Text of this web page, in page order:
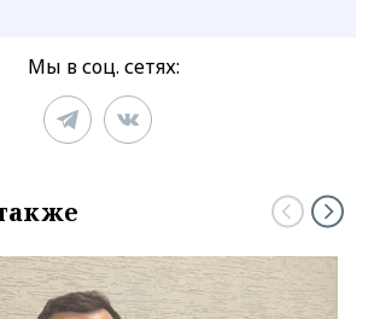
Мы в соц. сетях: